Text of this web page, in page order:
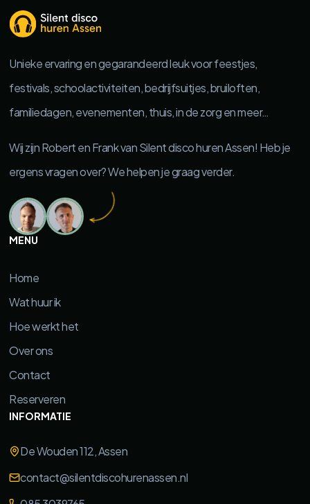
Unieke ervaring en gegarandeerd leuk voor feestjes,
festivals, schoolactiviteiten, bedrijfsuitjes, bruiloften,
familiedagen, evenementen, thuis, in de zorg en meer…
Wij zijn Robert en Frank van Silent disco huren Assen! Heb je
ergens vragen over? We helpen je graag verder.
MENU
Home
Wat huur ik
Hoe werkt het
Over ons
Contact
Reserveren
INFORMATIE
De Wouden 112, Assen
contact@silentdiscohurenassen.nl